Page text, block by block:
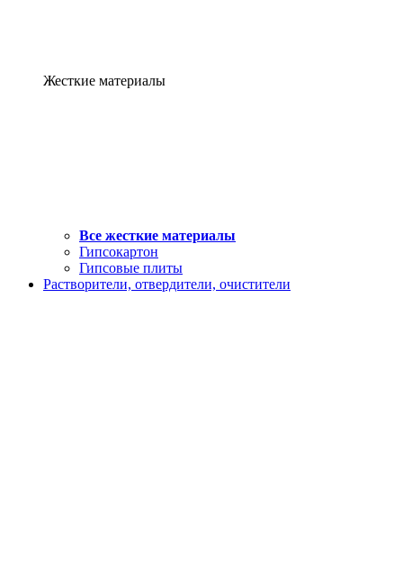
Жесткие материалы
Все жесткие материалы
Гипсокартон
Гипсовые плиты
Растворители, отвердители, очистители